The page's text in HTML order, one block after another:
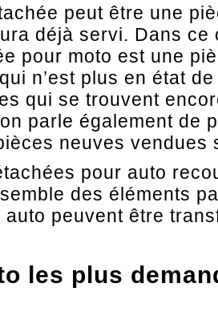
peut être une
déjà servi. Dans
pour moto est une
n’est plus en état
qui se trouvent
parle également de
neuves vendues
pour auto
des éléments
auto peuvent être
les plus